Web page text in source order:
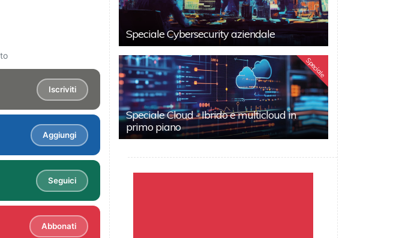
Iscriviti
Aggiungi
Seguici
Abbonati
Speciale Cybersecurity aziendale
Speciale
Speciale Cloud - Ibrido e multicloud in
primo piano